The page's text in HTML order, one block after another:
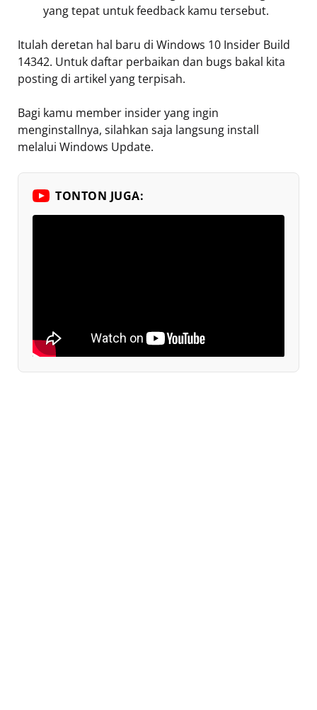
yang tepat untuk feedback kamu tersebut.
Itulah deretan hal baru di Windows 10 Insider Build
14342. Untuk daftar perbaikan dan bugs bakal kita
posting di artikel yang terpisah.
Bagi kamu member insider yang ingin
menginstallnya, silahkan saja langsung install
melalui Windows Update.
TONTON JUGA: